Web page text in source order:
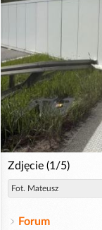
Zdjęcie (1/5)
Fot. Mateusz
Forum